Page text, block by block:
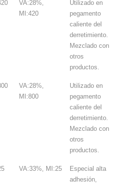
VA:28%,
MI:420
Utilizado en
pegamento
caliente del
derretimiento.
Mezclado con
otros
productos.
VA:28%,
MI:800
Utilizado en
pegamento
caliente del
derretimiento.
Mezclado con
otros
productos.
VA:33%, MI:25
Especial alta
adhesión,